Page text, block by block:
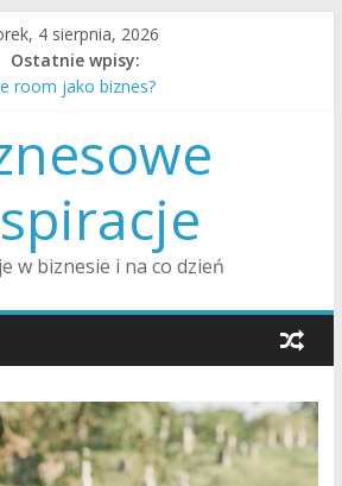
4 sierpnia, 2026
Ostatnie wpisy:
na YouTube i zarabiać?
room jako biznes?
działa w branży rozrywki?
plan taryfowy w kinie multipleks?
w biznesie i na co dzień